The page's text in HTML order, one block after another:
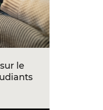
sur le